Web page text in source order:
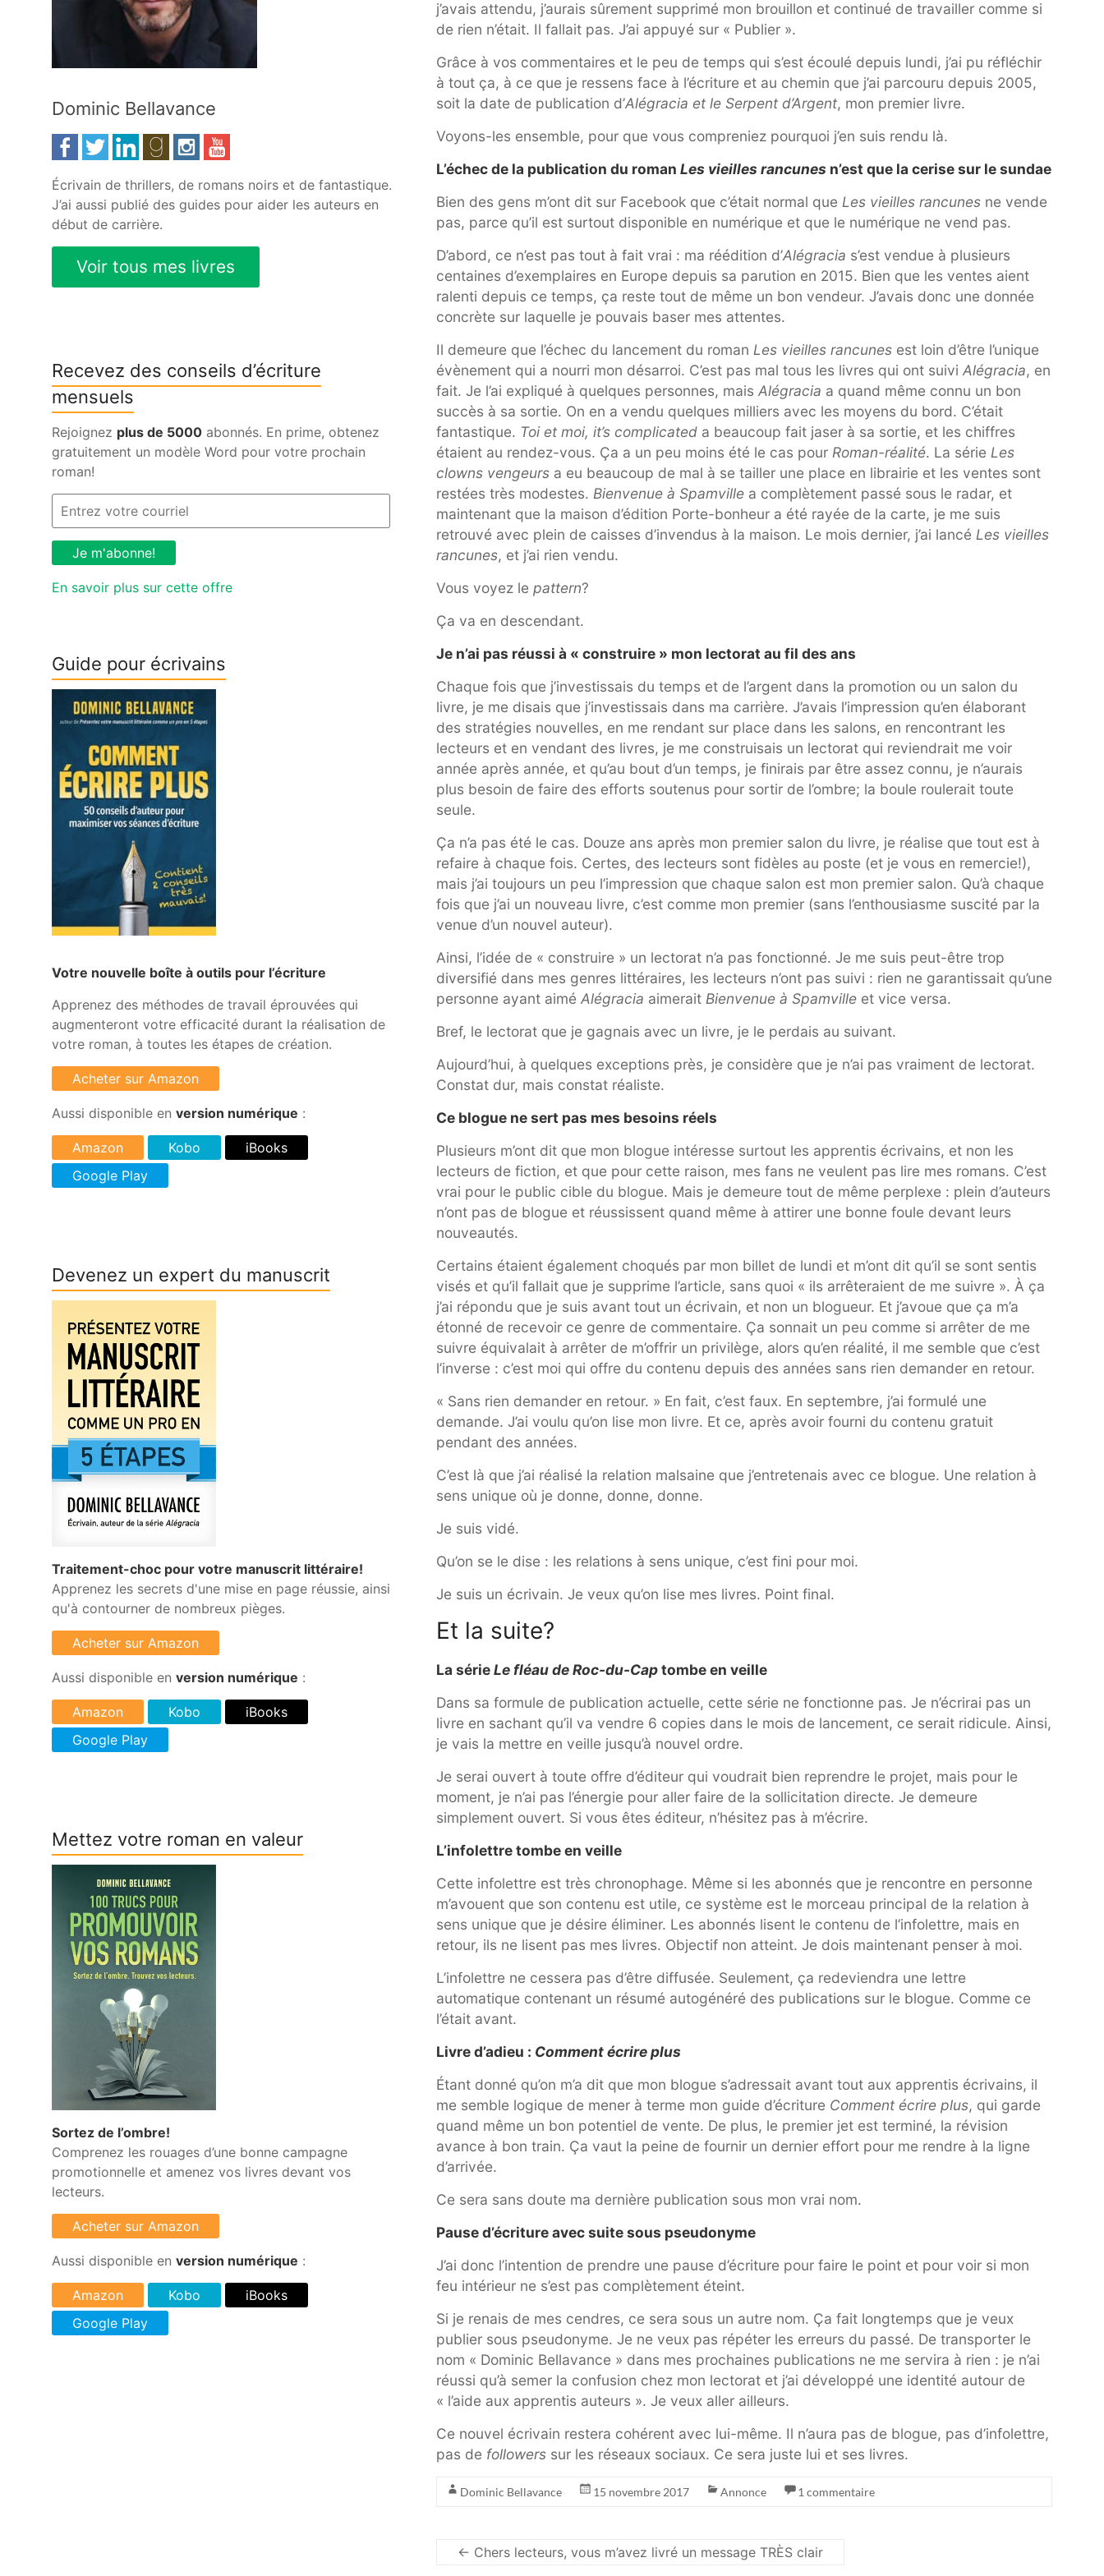
j’avais attendu, j’aurais sûrement supprimé mon brouillon et continué de travailler comme si
de rien n’était. Il fallait pas. J’ai appuyé sur « Publier ».
Grâce à vos commentaires et le peu de temps qui s’est écoulé depuis lundi, j’ai pu réfléchir
à tout ça, à ce que je ressens face à l’écriture et au chemin que j’ai parcouru depuis 2005,
soit la date de publication d’Alégracia et le Serpent d’Argent, mon premier livre.
Voyons-les ensemble, pour que vous compreniez pourquoi j’en suis rendu là.
L’échec de la publication du roman Les vieilles rancunes n’est que la cerise sur le sundae
Bien des gens m’ont dit sur Facebook que c’était normal que Les vieilles rancunes ne vende
pas, parce qu’il est surtout disponible en numérique et que le numérique ne vend pas.
D’abord, ce n’est pas tout à fait vrai : ma réédition d’Alégracia s’est vendue à plusieurs
centaines d’exemplaires en Europe depuis sa parution en 2015. Bien que les ventes aient
ralenti depuis ce temps, ça reste tout de même un bon vendeur. J’avais donc une donnée
concrète sur laquelle je pouvais baser mes attentes.
Il demeure que l’échec du lancement du roman Les vieilles rancunes est loin d’être l’unique
évènement qui a nourri mon désarroi. C’est pas mal tous les livres qui ont suivi Alégracia, en
fait. Je l’ai expliqué à quelques personnes, mais Alégracia a quand même connu un bon
succès à sa sortie. On en a vendu quelques milliers avec les moyens du bord. C’était
fantastique. Toi et moi, it’s complicated a beaucoup fait jaser à sa sortie, et les chiffres
étaient au rendez-vous. Ça a un peu moins été le cas pour Roman-réalité. La série Les
clowns vengeurs a eu beaucoup de mal à se tailler une place en librairie et les ventes sont
restées très modestes. Bienvenue à Spamville a complètement passé sous le radar, et
maintenant que la maison d’édition Porte-bonheur a été rayée de la carte, je me suis
retrouvé avec plein de caisses d’invendus à la maison. Le mois dernier, j’ai lancé Les vieilles
rancunes, et j’ai rien vendu.
Vous voyez le pattern?
Ça va en descendant.
Je n’ai pas réussi à « construire » mon lectorat au fil des ans
Chaque fois que j’investissais du temps et de l’argent dans la promotion ou un salon du
livre, je me disais que j’investissais dans ma carrière. J’avais l’impression qu’en élaborant
des stratégies nouvelles, en me rendant sur place dans les salons, en rencontrant les
lecteurs et en vendant des livres, je me construisais un lectorat qui reviendrait me voir
année après année, et qu’au bout d’un temps, je finirais par être assez connu, je n’aurais
plus besoin de faire des efforts soutenus pour sortir de l’ombre; la boule roulerait toute
seule.
Ça n’a pas été le cas. Douze ans après mon premier salon du livre, je réalise que tout est à
refaire à chaque fois. Certes, des lecteurs sont fidèles au poste (et je vous en remercie!),
mais j’ai toujours un peu l’impression que chaque salon est mon premier salon. Qu’à chaque
fois que j’ai un nouveau livre, c’est comme mon premier (sans l’enthousiasme suscité par la
venue d’un nouvel auteur).
Ainsi, l’idée de « construire » un lectorat n’a pas fonctionné. Je me suis peut-être trop
diversifié dans mes genres littéraires, les lecteurs n’ont pas suivi : rien ne garantissait qu’une
personne ayant aimé Alégracia aimerait Bienvenue à Spamville et vice versa.
Bref, le lectorat que je gagnais avec un livre, je le perdais au suivant.
Aujourd’hui, à quelques exceptions près, je considère que je n’ai pas vraiment de lectorat.
Constat dur, mais constat réaliste.
Ce blogue ne sert pas mes besoins réels
Plusieurs m’ont dit que mon blogue intéresse surtout les apprentis écrivains, et non les
lecteurs de fiction, et que pour cette raison, mes fans ne veulent pas lire mes romans. C’est
vrai pour le public cible du blogue. Mais je demeure tout de même perplexe : plein d’auteurs
n’ont pas de blogue et réussissent quand même à attirer une bonne foule devant leurs
nouveautés.
Certains étaient également choqués par mon billet de lundi et m’ont dit qu’il se sont sentis
visés et qu’il fallait que je supprime l’article, sans quoi « ils arrêteraient de me suivre ». À ça
j’ai répondu que je suis avant tout un écrivain, et non un blogueur. Et j’avoue que ça m’a
étonné de recevoir ce genre de commentaire. Ça sonnait un peu comme si arrêter de me
suivre équivalait à arrêter de m’offrir un privilège, alors qu’en réalité, il me semble que c’est
l’inverse : c’est moi qui offre du contenu depuis des années sans rien demander en retour.
« Sans rien demander en retour. » En fait, c’est faux. En septembre, j’ai formulé une
demande. J’ai voulu qu’on lise mon livre. Et ce, après avoir fourni du contenu gratuit
pendant des années.
C’est là que j’ai réalisé la relation malsaine que j’entretenais avec ce blogue. Une relation à
sens unique où je donne, donne, donne.
Je suis vidé.
Qu’on se le dise : les relations à sens unique, c’est fini pour moi.
Je suis un écrivain. Je veux qu’on lise mes livres. Point final.
Et la suite?
La sérieLe fléau de Roc-du-Captombe en veille
Dans sa formule de publication actuelle, cette série ne fonctionne pas. Je n’écrirai pas un
livre en sachant qu’il va vendre 6 copies dans le mois de lancement, ce serait ridicule. Ainsi,
je vais la mettre en veille jusqu’à nouvel ordre.
Je serai ouvert à toute offre d’éditeur qui voudrait bien reprendre le projet, mais pour le
moment, je n’ai pas l’énergie pour aller faire de la sollicitation directe. Je demeure
simplement ouvert. Si vous êtes éditeur, n’hésitez pas à m’écrire.
L’infolettre tombe en veille
Cette infolettre est très chronophage. Même si les abonnés que je rencontre en personne
m’avouent que son contenu est utile, ce système est le morceau principal de la relation à
sens unique que je désire éliminer. Les abonnés lisent le contenu de l’infolettre, mais en
retour, ils ne lisent pas mes livres. Objectif non atteint. Je dois maintenant penser à moi.
L’infolettre ne cessera pas d’être diffusée. Seulement, ça redeviendra une lettre
automatique contenant un résumé autogénéré des publications sur le blogue. Comme ce
l’était avant.
Livre d’adieu : Comment écrire plus
Étant donné qu’on m’a dit que mon blogue s’adressait avant tout aux apprentis écrivains, il
me semble logique de mener à terme mon guide d’écriture Comment écrire plus, qui garde
quand même un bon potentiel de vente. De plus, le premier jet est terminé, la révision
avance à bon train. Ça vaut la peine de fournir un dernier effort pour me rendre à la ligne
d’arrivée.
Ce sera sans doute ma dernière publication sous mon vrai nom.
Pause d’écriture avec suite sous pseudonyme
J’ai donc l’intention de prendre une pause d’écriture pour faire le point et pour voir si mon
feu intérieur ne s’est pas complètement éteint.
Si je renais de mes cendres, ce sera sous un autre nom. Ça fait longtemps que je veux
publier sous pseudonyme. Je ne veux pas répéter les erreurs du passé. De transporter le
nom « Dominic Bellavance » dans mes prochaines publications ne me servira à rien : je n’ai
réussi qu’à semer la confusion chez mon lectorat et j’ai développé une identité autour de
« l’aide aux apprentis auteurs ». Je veux aller ailleurs.
Ce nouvel écrivain restera cohérent avec lui-même. Il n’aura pas de blogue, pas d’infolettre,
pas de followers sur les réseaux sociaux. Ce sera juste lui et ses livres.
Dominic Bellavance 15 novembre 2017 Annonce 1 commentaire
← Chers lecteurs, vous m’avez livré un message TRÈS clair
Dominic Bellavance
Écrivain de thrillers, de romans noirs et de fantastique.
J’ai aussi publié des guides pour aider les auteurs en
début de carrière.
Recevez des conseils d’écriture
mensuels
Rejoignez plus de 5000 abonnés. En prime, obtenez
gratuitement un modèle Word pour votre prochain
roman!
En savoir plus sur cette offre
Guide pour écrivains
Votre nouvelle boîte à outils pour l’écriture
Apprenez des méthodes de travail éprouvées qui
augmenteront votre efficacité durant la réalisation de
votre roman, à toutes les étapes de création.
Aussi disponible en version numérique :
Devenez un expert du manuscrit
Traitement-choc pour votre manuscrit littéraire!
Apprenez les secrets d'une mise en page réussie, ainsi
qu'à contourner de nombreux pièges.
Aussi disponible en version numérique :
Mettez votre roman en valeur
Sortez de l’ombre!
Comprenez les rouages d’une bonne campagne
promotionnelle et amenez vos livres devant vos
lecteurs.
Aussi disponible en version numérique :